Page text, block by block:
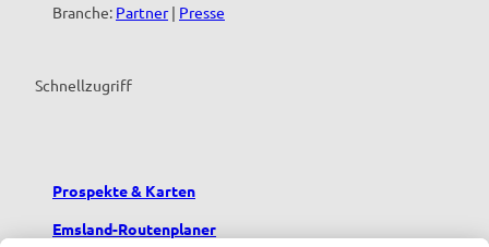
Branche: Partner| Presse
Schnellzugriff
Prospekte & Karten
Emsland-Routenplaner